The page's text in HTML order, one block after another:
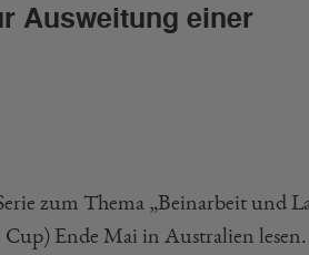
Ausweitung einer
zum Thema „Beinarbeit und
Ende Mai in Australien lesen.